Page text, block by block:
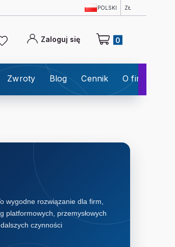
POLSKI ZŁ
Zaloguj się Produkty w koszyku:
Zwroty Blog Cennik O firmie
wygodne rozwiązanie dla firm,
platformowych, przemysłowych
czynności